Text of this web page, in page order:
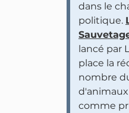
dans le
politique.
lancé par
place la
nombre
comme